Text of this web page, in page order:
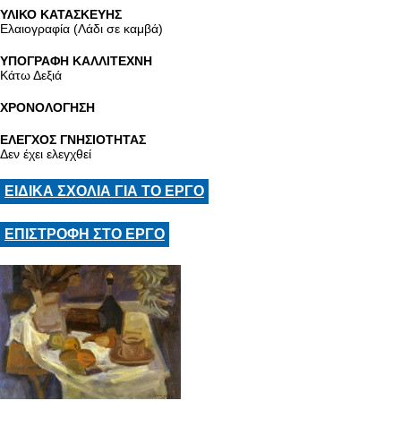
ΥΛΙΚΟ ΚΑΤΑΣΚΕΥΗΣ
Ελαιογραφία (Λάδι σε καμβά)
ΥΠΟΓΡΑΦΗ ΚΑΛΛΙΤΕΧΝΗ
Κάτω Δεξιά
ΧΡΟΝΟΛΟΓΗΣΗ
ΕΛΕΓΧΟΣ ΓΝΗΣΙΟΤΗΤΑΣ
Δεν έχει ελεγχθεί
ΕΙΔΙΚΑ ΣΧΟΛΙΑ ΓΙΑ ΤΟ ΕΡΓΟ
ΕΠΙΣΤΡΟΦΗ ΣΤΟ ΕΡΓΟ